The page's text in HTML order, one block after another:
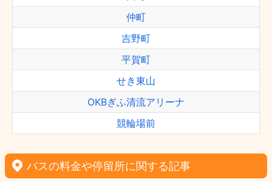
仲町
吉野町
平賀町
せき東山
OKBぎふ清流アリーナ
競輪場前
バスの料金や停留所に関する記事